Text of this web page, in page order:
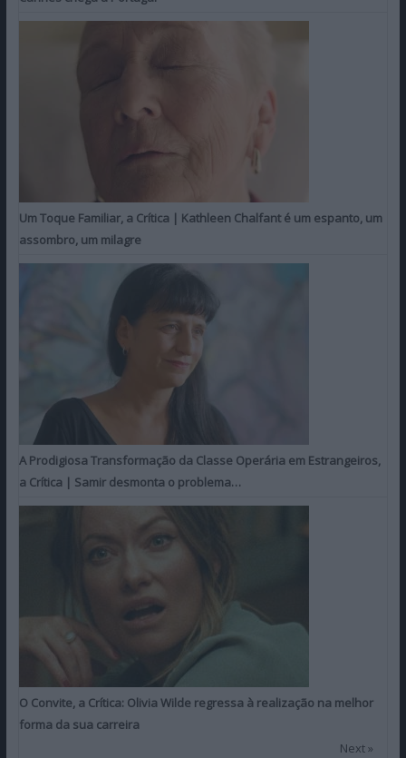
Um Toque Familiar, a Crítica | Kathleen Chalfant é um espanto, um
assombro, um milagre
A Prodigiosa Transformação da Classe Operária em Estrangeiros,
a Crítica | Samir desmonta o problema…
O Convite, a Crítica: Olivia Wilde regressa à realização na melhor
forma da sua carreira
Next »